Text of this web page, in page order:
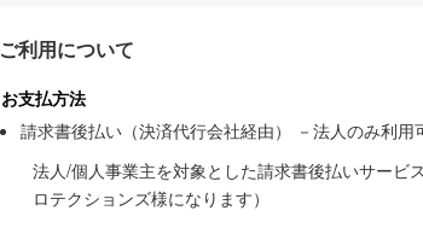
ご利用について
お支払方法
請求書後払い（決済代行会社経由） －法人のみ利用
法人/個人事業主を対象とした請求書後払いサービ
ロテクションズ様になります）